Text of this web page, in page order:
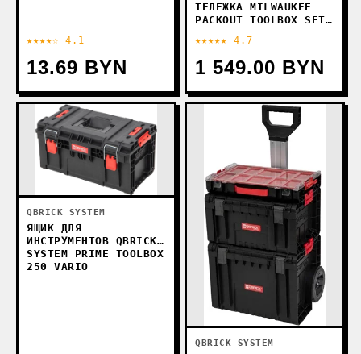
★★★★☆ 4.1
13.69 BYN
ТЕЛЕЖКА MILWAUKEE
PACKOUT TOOLBOX SET
★★★★★ 4.7
1 549.00 BYN
QBRICK SYSTEM
ЯЩИК ДЛЯ
ИНСТРУМЕНТОВ QBRICK
SYSTEM PRIME TOOLBOX
250 VARIO
QBRICK SYSTEM